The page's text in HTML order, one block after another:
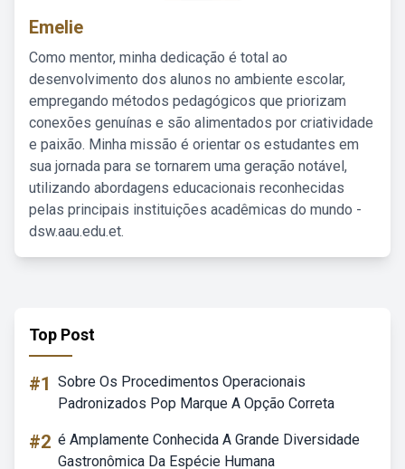
Emelie
Como mentor, minha dedicação é total ao
desenvolvimento dos alunos no ambiente escolar,
empregando métodos pedagógicos que priorizam
conexões genuínas e são alimentados por criatividade
e paixão. Minha missão é orientar os estudantes em
sua jornada para se tornarem uma geração notável,
utilizando abordagens educacionais reconhecidas
pelas principais instituições acadêmicas do mundo -
dsw.aau.edu.et.
Top Post
#1 Sobre Os Procedimentos Operacionais
Padronizados Pop Marque A Opção Correta
#2 é Amplamente Conhecida A Grande Diversidade
Gastronômica Da Espécie Humana